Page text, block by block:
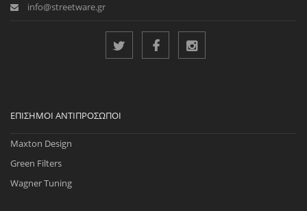
info@streetware.gr
ΕΠΊΣΗΜΟΙ ΑΝΤΙΠΡΌΣΩΠΟΙ
Maxton Design
Green Filters
Wagner Tuning